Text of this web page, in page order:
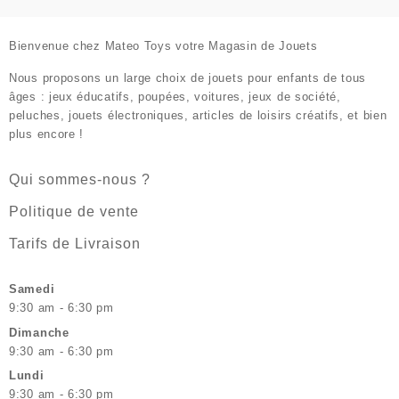
Bienvenue chez Mateo Toys votre Magasin de Jouets
Nous proposons un large choix de jouets pour enfants de tous
âges : jeux éducatifs, poupées, voitures, jeux de société,
peluches, jouets électroniques, articles de loisirs créatifs, et bien
plus encore !
Qui sommes-nous ?
Politique de vente
Tarifs de Livraison
Samedi
9:30 am - 6:30 pm
Dimanche
9:30 am - 6:30 pm
Lundi
9:30 am - 6:30 pm